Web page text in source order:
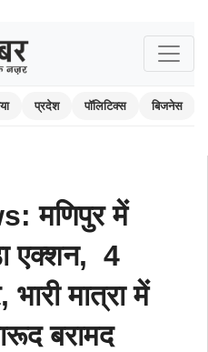
प्रदेश पॉलिटिक्स बिजनेस
मणिपुर में
एक्शन, 4
भारी मात्रा में
बरामद